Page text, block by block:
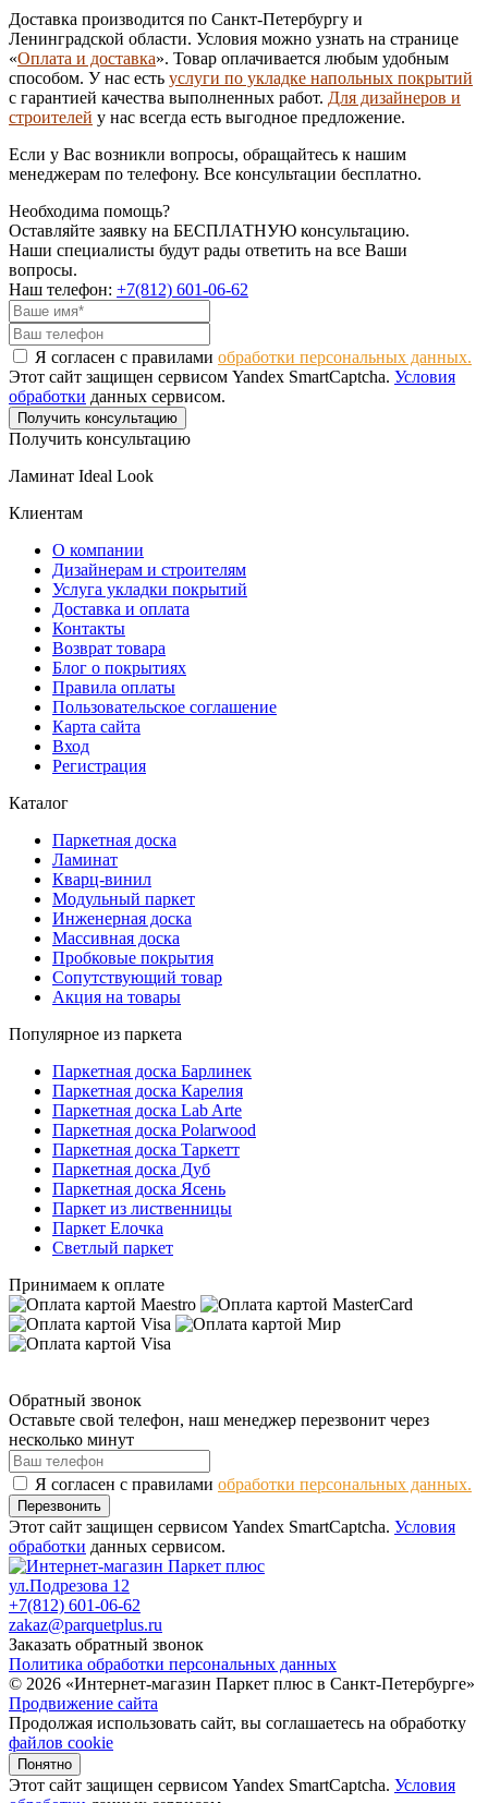
Доставка производится по Санкт-Петербургу и
Ленинградской области. Условия можно узнать на странице
«Оплата и доставка». Товар оплачивается любым удобным
способом. У нас есть услуги по укладке напольных покрытий
с гарантией качества выполненных работ. Для дизайнеров и
строителей у нас всегда есть выгодное предложение.
Если у Вас возникли вопросы, обращайтесь к нашим
менеджерам по телефону. Все консультации бесплатно.
Необходима помощь?
Оставляйте заявку на БЕСПЛАТНУЮ консультацию.
Наши специалисты будут рады ответить на все Ваши
вопросы.
Наш телефон: +7(812) 601-06-62
Я согласен с правилами обработки персональных данных.
Этот сайт защищен сервисом Yandex SmartCaptcha. Условия
обработки данных сервисом.
Получить консультацию
Получить консультацию
Ламинат Ideal Look
Клиентам
О компании
Дизайнерам и строителям
Услуга укладки покрытий
Доставка и оплата
Контакты
Возврат товара
Блог о покрытиях
Правила оплаты
Пользовательское соглашение
Карта сайта
Вход
Регистрация
Каталог
Паркетная доска
Ламинат
Кварц-винил
Модульный паркет
Инженерная доска
Массивная доска
Пробковые покрытия
Сопутствующий товар
Акция на товары
Популярное из паркета
Паркетная доска Барлинек
Паркетная доска Карелия
Паркетная доска Lab Arte
Паркетная доска Polarwood
Паркетная доска Таркетт
Паркетная доска Дуб
Паркетная доска Ясень
Паркет из лиственницы
Паркет Елочка
Светлый паркет
Принимаем к оплате
Обратный звонок
Оставьте свой телефон, наш менеджер перезвонит через
несколько минут
Я согласен с правилами обработки персональных данных.
Перезвонить
Этот сайт защищен сервисом Yandex SmartCaptcha. Условия
обработки данных сервисом.
ул.Подрезова 12
+7(812) 601-06-62
zakaz@parquetplus.ru
Заказать обратный звонок
Политика обработки персональных данных
© 2026 «Интернет-магазин Паркет плюс в Санкт-Петербурге»
Продвижение сайта
Продолжая использовать сайт, вы соглашаетесь на обработку
файлов cookie
Понятно
Этот сайт защищен сервисом Yandex SmartCaptcha. Условия